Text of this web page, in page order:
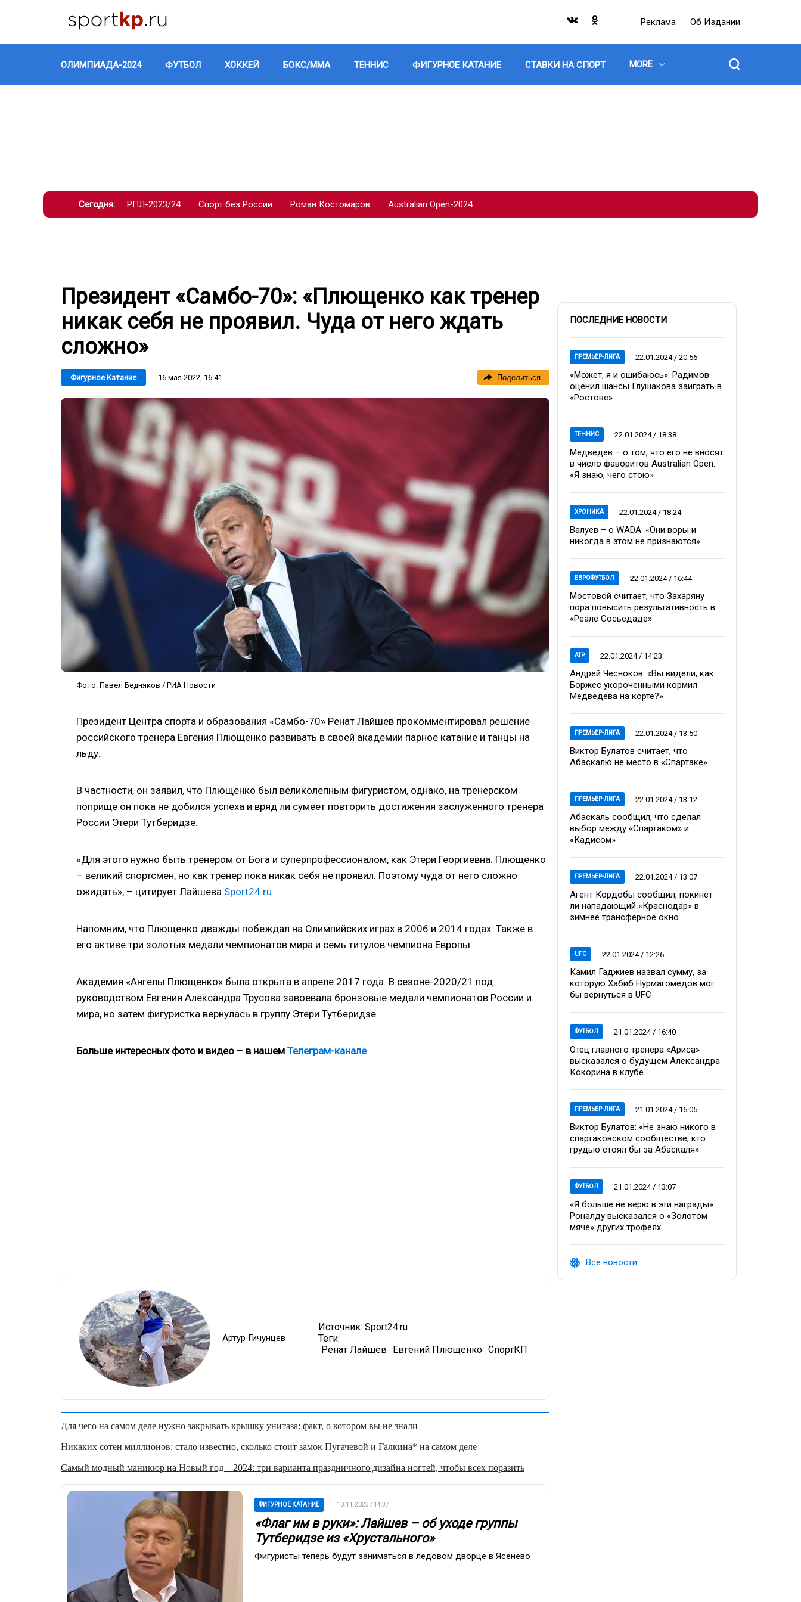
Реклама Об Издании
ОЛИМПИАДА-2024 ФУТБОЛ ХОККЕЙ БОКС/ММА ТЕННИС ФИГУРНОЕ КАТАНИЕ СТАВКИ НА СПОРТ MORE
Сегодня: РПЛ-2023/24 Спорт без России Роман Костомаров Australian Open-2024
Президент «Самбо-70»: «Плющенко как тренер
никак себя не проявил. Чуда от него ждать
сложно»
Фигурное Катание 16 мая 2022, 16:41 Поделиться
Фото: Павел Бедняков / РИА Новости
Президент Центра спорта и образования «Самбо-70» Ренат Лайшев прокомментировал решение
российского тренера Евгения Плющенко развивать в своей академии парное катание и танцы на
льду.
В частности, он заявил, что Плющенко был великолепным фигуристом, однако, на тренерском
поприще он пока не добился успеха и вряд ли сумеет повторить достижения заслуженного тренера
России Этери Тутберидзе.
«Для этого нужно быть тренером от Бога и суперпрофессионалом, как Этери Георгиевна. Плющенко
– великий спортсмен, но как тренер пока никак себя не проявил. Поэтому чуда от него сложно
ожидать», – цитирует Лайшева Sport24.ru
Напомним, что Плющенко дважды побеждал на Олимпийских играх в 2006 и 2014 годах. Также в
его активе три золотых медали чемпионатов мира и семь титулов чемпиона Европы.
Академия «Ангелы Плющенко» была открыта в апреле 2017 года. В сезоне-2020/21 под
руководством Евгения Александра Трусова завоевала бронзовые медали чемпионатов России и
мира, но затем фигуристка вернулась в группу Этери Тутберидзе.
Больше интересных фото и видео – в нашем Телеграм-канале
Артур Гичунцев
Источник: Sport24.ru
Теги:
Ренат Лайшев
Евгений Плющенко СпортКП
Для чего на самом деле нужно закрывать крышку унитаза: факт, о котором вы не знали
Никаких сотен миллионов: стало известно, сколько стоит замок Пугачевой и Галкина* на самом деле
Самый модный маникюр на Новый год – 2024: три варианта праздничного дизайна ногтей, чтобы всех поразить
ФИГУРНОЕ КАТАНИЕ 10.11.2023 / 14:37
«Флаг им в руки»: Лайшев – об уходе группы
Тутберидзе из «Хрустального»
Фигуристы теперь будут заниматься в ледовом дворце в Ясенево
ПОСЛЕДНИЕ НОВОСТИ
ПРЕМЬЕР-ЛИГА 22.01.2024 / 20:56
«Может, я и ошибаюсь»: Радимов
оценил шансы Глушакова заиграть в
«Ростове»
ТЕННИС 22.01.2024 / 18:38
Медведев – о том, что его не вносят
в число фаворитов Australian Open:
«Я знаю, чего стою»
ХРОНИКА 22.01.2024 / 18:24
Валуев – о WADA: «Они воры и
никогда в этом не признаются»
ЕВРОФУТБОЛ 22.01.2024 / 16:44
Мостовой считает, что Захаряну
пора повысить результативность в
«Реале Сосьедаде»
ATP 22.01.2024 / 14:23
Андрей Чесноков: «Вы видели, как
Боржес укороченными кормил
Медведева на корте?»
ПРЕМЬЕР-ЛИГА 22.01.2024 / 13:50
Виктор Булатов считает, что
Абаскалю не место в «Спартаке»
ПРЕМЬЕР-ЛИГА 22.01.2024 / 13:12
Абаскаль сообщил, что сделал
выбор между «Спартаком» и
«Кадисом»
ПРЕМЬЕР-ЛИГА 22.01.2024 / 13:07
Агент Кордобы сообщил, покинет
ли нападающий «Краснодар» в
зимнее трансферное окно
UFC 22.01.2024 / 12:26
Камил Гаджиев назвал сумму, за
которую Хабиб Нурмагомедов мог
бы вернуться в UFC
ФУТБОЛ 21.01.2024 / 16:40
Отец главного тренера «Ариса»
высказался о будущем Александра
Кокорина в клубе
ПРЕМЬЕР-ЛИГА 21.01.2024 / 16:05
Виктор Булатов: «Не знаю никого в
спартаковском сообществе, кто
грудью стоял бы за Абаскаля»
ФУТБОЛ 21.01.2024 / 13:07
«Я больше не верю в эти награды»:
Роналду высказался о «Золотом
мяче» других трофеях
Все новости